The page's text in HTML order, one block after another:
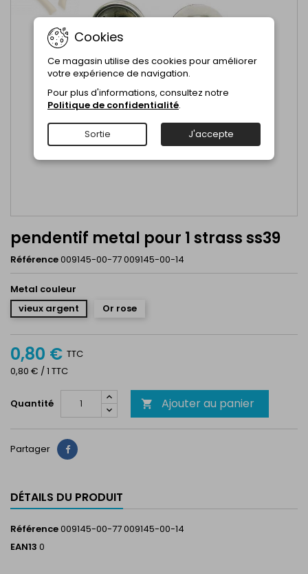
pendentif metal pour 1 strass ss39
Référence009145-00-77 009145-00-14
Metal couleur
vieux argent
Or rose
0,80 € TTC
0,80 € / 1 TTC
Quantité  Ajouter au panier
Partager Partager
DÉTAILS DU PRODUIT
Référence009145-00-77 009145-00-14
EAN13 0
Cookies
Ce magasin utilise des cookies pour améliorer
votre expérience de navigation.
Pour plus d'informations, consultez notre
Politique de confidentialité.
Sortie J'accepte